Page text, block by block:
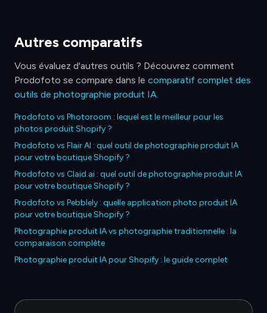
Autres comparatifs
Vous évaluez d'autres outils ? Découvrez comment
Prodofoto se compare dans le comparatif complet des
outils de photographie produit IA.
Prodofoto vs Photoroom : lequel est le meilleur pour les
photos produit Shopify ?
Prodofoto vs Flair AI : quel outil de photographie produit IA
pour votre boutique Shopify ?
Prodofoto vs Claid.ai : quel outil de photographie produit IA
pour votre boutique Shopify ?
Prodofoto vs Pebblely : quelle application photo produit IA
pour votre boutique Shopify ?
Photographie produit IA vs photographie traditionnelle : la
comparaison complète
Photographie produit IA pour Shopify : le guide complet